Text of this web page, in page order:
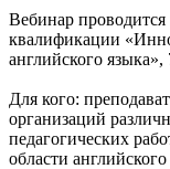
Вебинар
квалификации
английского языка»,
Для кого:
организаций
педагогических
области